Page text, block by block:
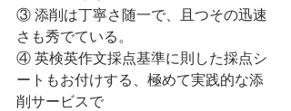
③ 添削は丁寧さ随一で、且つその迅速
さも秀でている。
④ 英検英作文採点基準に則した採点シ
ートもお付けする、極めて実践的な添
削サービスで